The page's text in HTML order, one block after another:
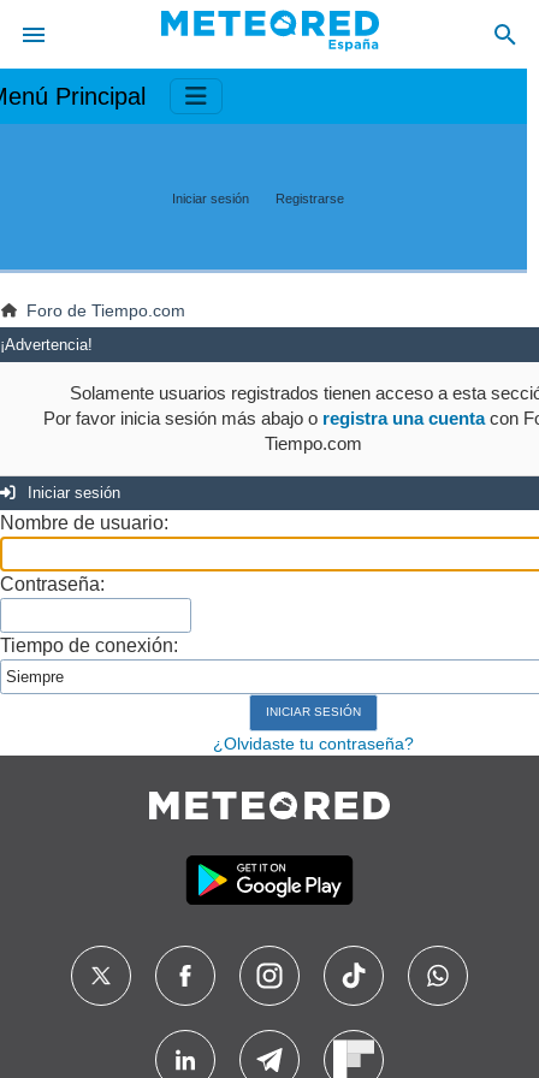
Principal
Iniciar sesión Registrarse
Foro de Tiempo.com
¡Advertencia!
Solamente usuarios registrados tienen acceso a esta
Por favor inicia sesión más abajo o registra una cuentacon
Tiempo.com
Iniciar sesión
Nombre de usuario:
Contraseña:
Tiempo de conexión:
¿Olvidaste tu contraseña?